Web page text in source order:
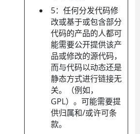
5：任何分发代码修
改或基于或包含部分
代码的产品的人都可
能需要公开提供该产
品或修改的源代码，
而与代码以动态还是
静态方式进行链接无
关。（例如，
GPL）。可能需要提
供归属和/或许可条
款。